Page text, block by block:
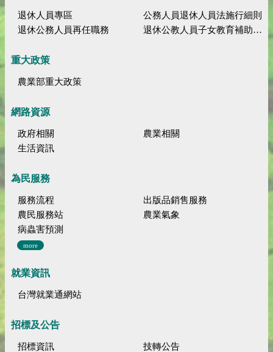
退休人員專區
公務人員退休人員法施行細則
退休公務人員再任職務
退休公教人員子女教育補助規定
重大政策
農業部重大政策
網路資源
政府相關
農業相關
生活資訊
為民服務
服務流程
出版品銷售服務
農民服務站
農業氣象
病蟲害預測
more
就業資訊
台灣就業通網站
招標及公告
招標資訊 技轉公告